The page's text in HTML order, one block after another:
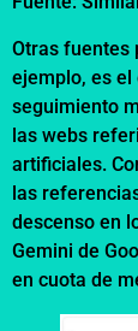
Otras fuentes
ejemplo, es el
seguimiento
las webs
artificiales.
las
descenso en
Gemini de
en cuota de